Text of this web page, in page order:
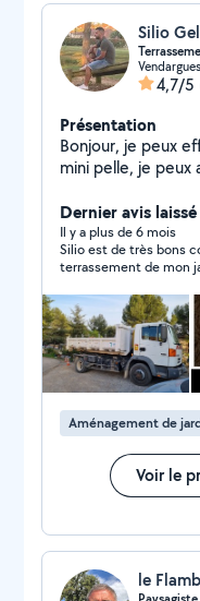
4,7/5
Présentation
Bonjour, je peux
mini pelle, je peux
Dernier avis
Il y a plus de 6 mois
Silio est de très bons
terrassement de mon jardin ( nouveau terrain avec apport de
recommande
Aménagement de
Voir le
le